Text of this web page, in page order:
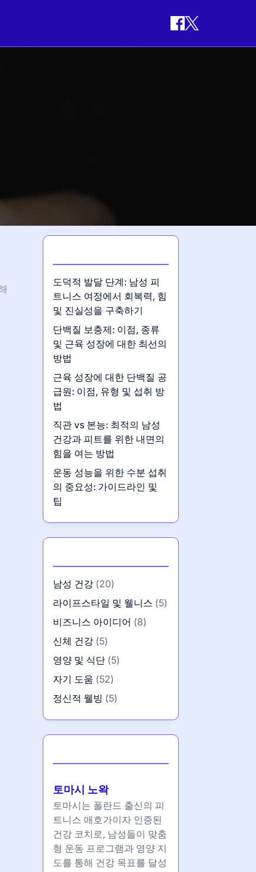
도덕적 발달 단계: 남성 피
트니스 여정에서 회복력, 힘
및 진실성을 구축하기
단백질 보충제: 이점, 종류
및 근육 성장에 대한 최선의
방법
근육 성장에 대한 단백질 공
급원: 이점, 유형 및 섭취 방
법
직관 vs 본능: 최적의 남성
건강과 피트를 위한 내면의
힘을 여는 방법
운동 성능을 위한 수분 섭취
의 중요성: 가이드라인 및
팁
남성 건강 (20)
라이프스타일 및 웰니스 (5)
비즈니스 아이디어 (8)
신체 건강 (5)
영양 및 식단 (5)
자기 도움 (52)
정신적 웰빙 (5)
토마시 노왁
토마시는 폴란드 출신의 피
트니스 애호가이자 인증된
건강 코치로, 남성들이 맞춤
형 운동 프로그램과 영양 지
도를 통해 건강 목표를 달성